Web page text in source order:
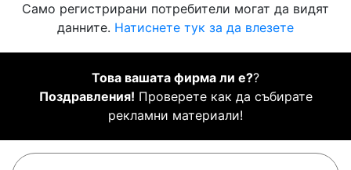
Само регистрирани потребители могат да видят
данните. Натиснете тук за да влезете
Това вашата фирма ли е??
Поздравления! Проверете как да събирате
рекламни материали!